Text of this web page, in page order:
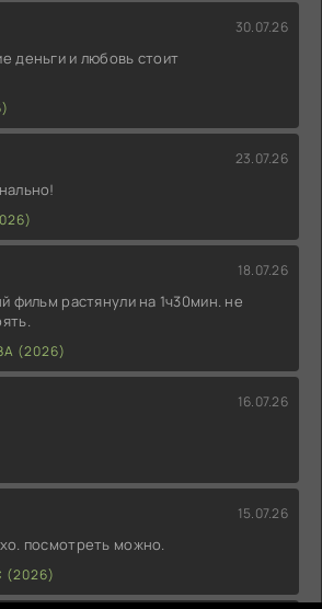
30.07.26
деньги и любовь стоит
23.07.26
18.07.26
фильм растянули на 1ч30мин. не
(2026)
16.07.26
15.07.26
посмотреть можно.
(2026)